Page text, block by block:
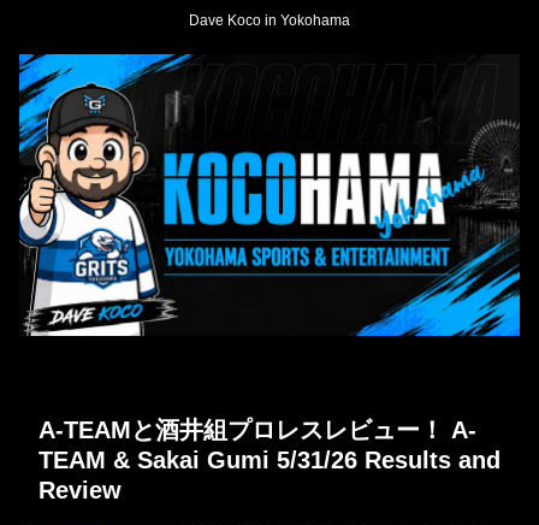
Dave Koco in Yokohama
A-TEAMと酒井組プロレスレビュー！ A-
TEAM & Sakai Gumi 5/31/26 Results and
Review